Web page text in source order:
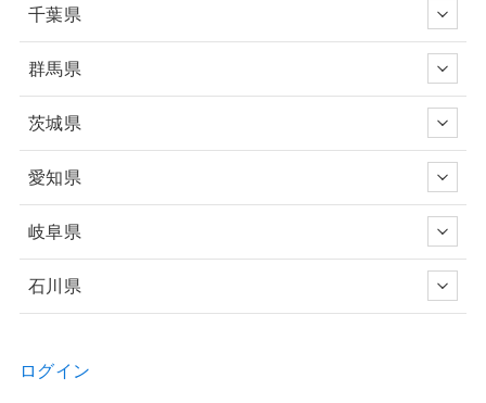
千葉県
群馬県
茨城県
愛知県
岐阜県
石川県
ログイン